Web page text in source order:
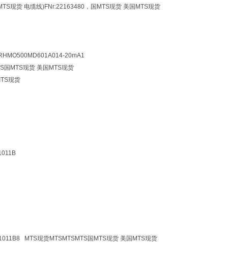
现货 电缆线)FNr:22163480，国MTS现货 美国MTS现货
20mA1
国MTS现货 美国MTS现货
现货
MTS现货MTSMTSMTS国MTS现货 美国MTS现货